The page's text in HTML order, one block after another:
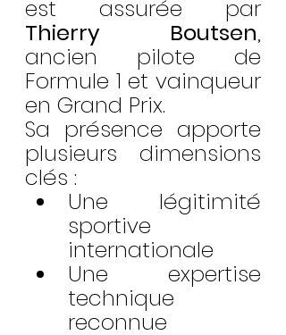
Thierry Boutsen,
ancien pilote de
Formule 1 et vainqueur
en Grand Prix.
Sa présence apporte
plusieurs dimensions
clés :
Une légitimité
sportive
internationale
Une expertise
technique
reconnue